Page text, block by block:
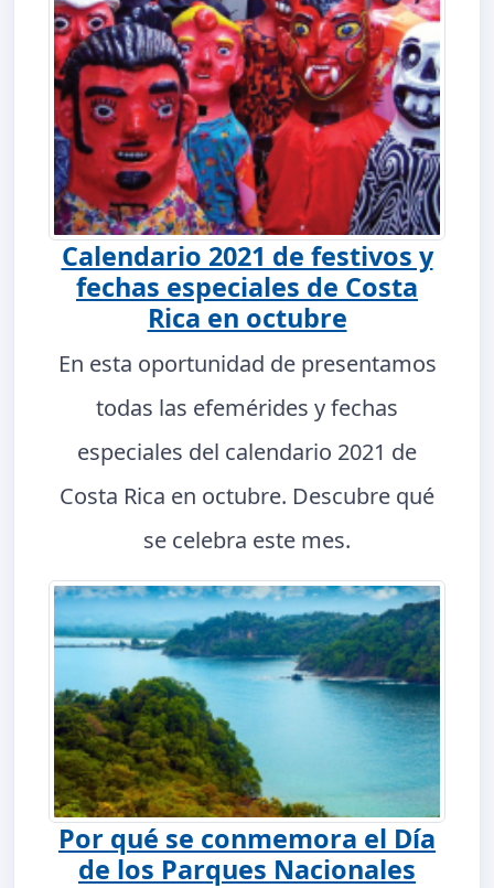
Calendario 2021 de festivos y
fechas especiales de Costa
Rica en octubre
En esta oportunidad de presentamos
todas las efemérides y fechas
especiales del calendario 2021 de
Costa Rica en octubre. Descubre qué
se celebra este mes.
Por qué se conmemora el Día
de los Parques Nacionales